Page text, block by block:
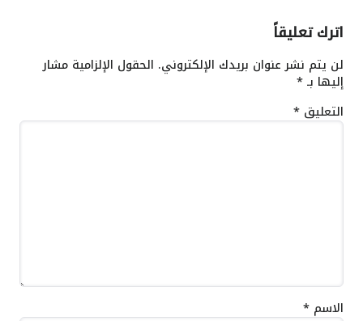
اترك تعليقاً
لن يتم نشر عنوان بريدك الإلكتروني. الحقول الإلزامية مشار
إليها بـ*
التعليق *
الاسم *